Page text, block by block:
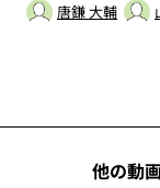
唐鎌 大輔
他の動